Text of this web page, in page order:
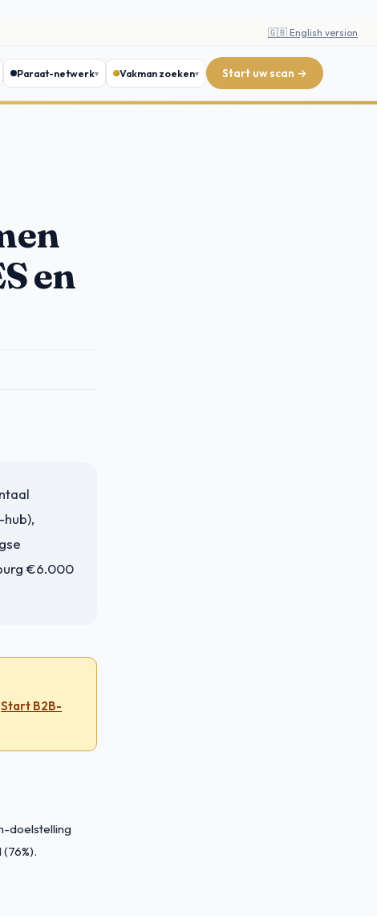
🇬🇧 English version
Paraat-netwerk Vakman zoeken Start uw scan →
en
€6.000
Start B2B-
doelstelling